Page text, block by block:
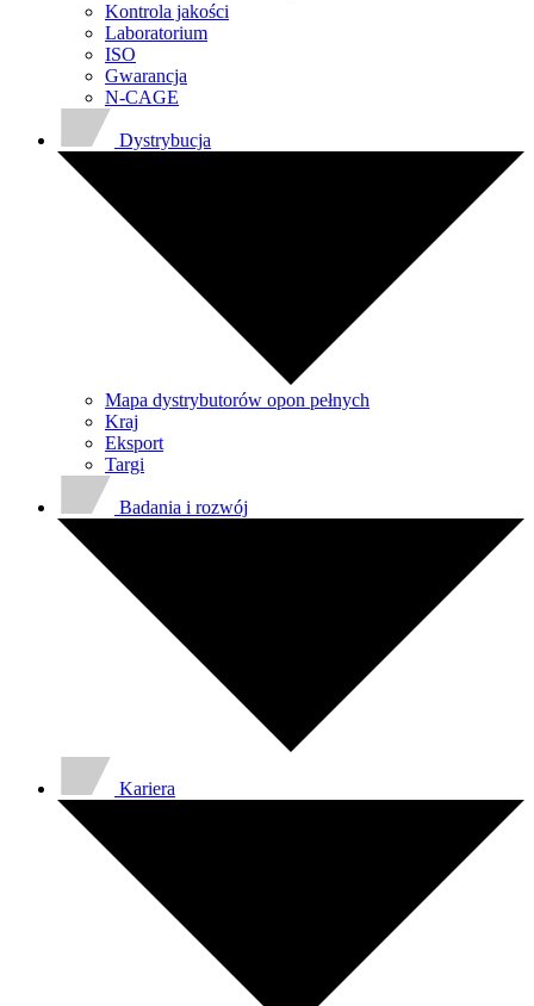
Kontrola jakości
Laboratorium
ISO
Gwarancja
N-CAGE
Dystrybucja
Mapa dystrybutorów opon pełnych
Kraj
Eksport
Targi
Badania i rozwój
Kariera